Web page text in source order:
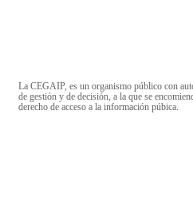
La CEGAIP, es un organismo público con
de gestión y de decisión, a la que se
derecho de acceso a la información púbica.